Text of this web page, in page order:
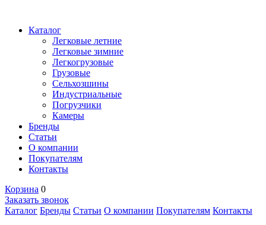
Каталог
Легковые летние
Легковые зимние
Легкогрузовые
Грузовые
Сельхозшины
Индустриальные
Погрузчики
Камеры
Бренды
Статьи
О компании
Покупателям
Контакты
Корзина 0
Заказать звонок
Каталог Бренды Статьи О компании Покупателям Контакты